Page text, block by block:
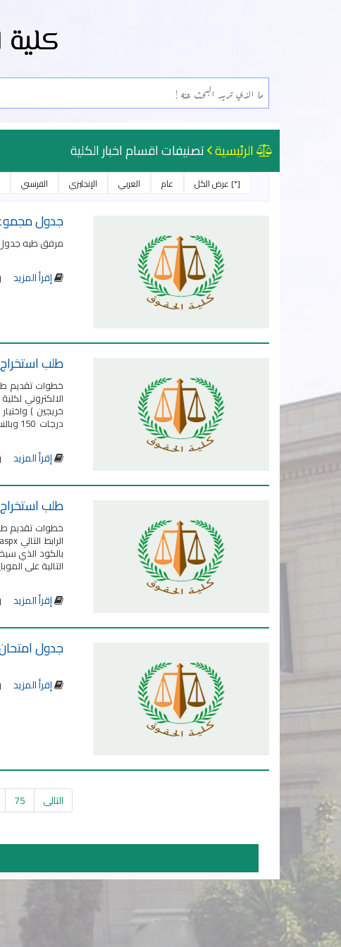
الرئيسية تصنيفات اقسام اخبار الكلية
[*] عرض الكل عام العربي الإنجليزي الفرنسي
جدول
مرفق طيه جدول
إقرأ المزيد
طلب استخراج
درجات 150 وبالنسبة للطلا...
إقرأ المزيد
طلب استخراج شهادة
التالية على
إقرأ المزيد
جدول
إقرأ المزيد
75 التالى